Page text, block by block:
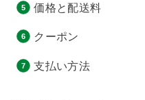
価格と配送料
クーポン
支払い方法